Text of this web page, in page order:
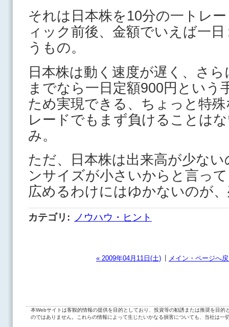
それは日本株を10分の一トレ
ィック前後、金額でいえば一
うもの。
日本株は動く速度が遅く、さ
までなら一日定額900円という
ため実現できる、ちょっと特
レードでもまず負けることは
み。
ただ、日本株は出来高が少な
ンサイズが小さいからと言っ
広めるわけにはゆかないのが
カテゴリ : ノウハウ・ヒント
« 2009年04月11日(土) | メイン・ページへ
本Webサイトは客観的情報の提供を目的としており、投資等の勧誘または推奨を目
のではありません。これらの情報によって生じたいかなる損害についても、当社は一